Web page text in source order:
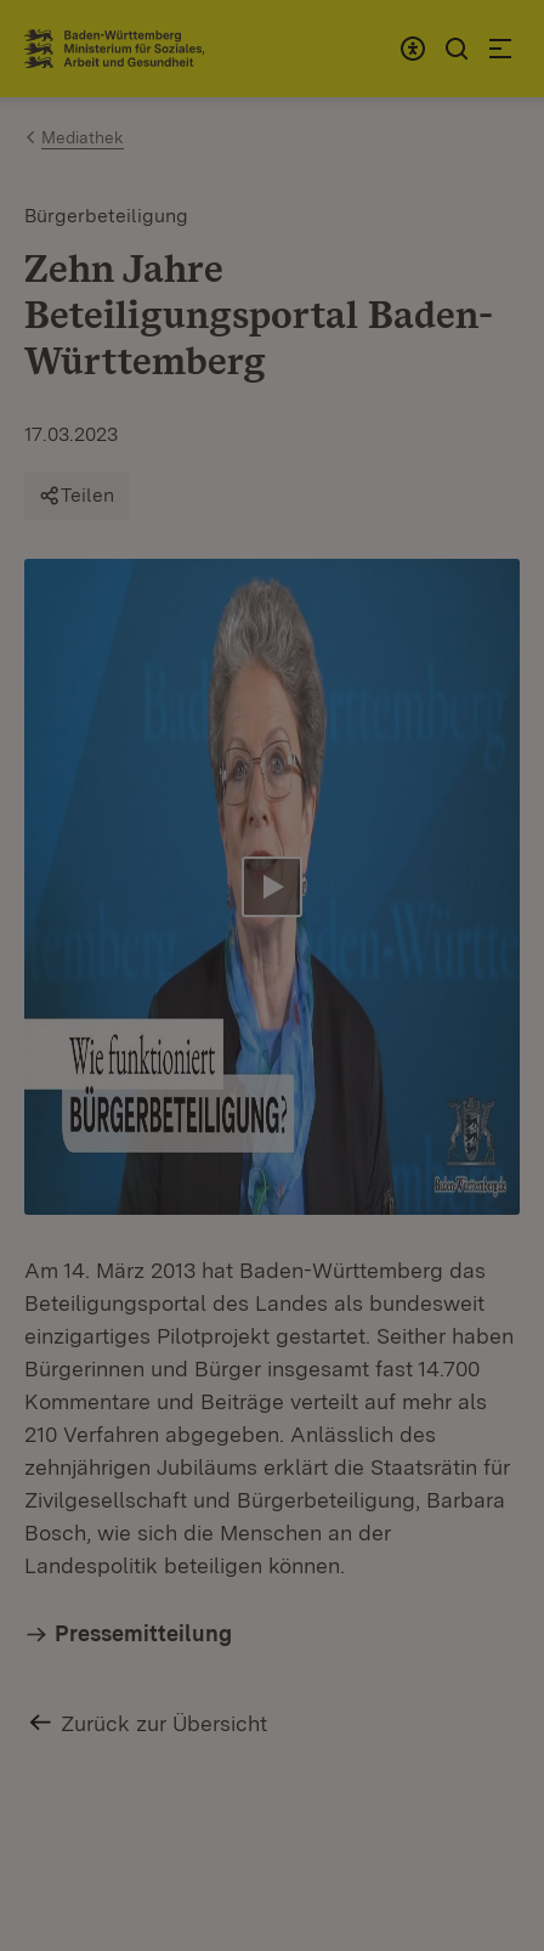
Zum Inhalt springen
Link zur Startseite
Mediathek
Bürgerbeteiligung
Zehn Jahre
Beteiligungsportal Baden-
Württemberg
17.03.2023
Teilen
Video abspielen
Am 14. März 2013 hat Baden-Württemberg das
Beteiligungsportal des Landes als bundesweit
einzigartiges Pilotprojekt gestartet. Seither haben
Bürgerinnen und Bürger insgesamt fast 14.700
Kommentare und Beiträge verteilt auf mehr als
210 Verfahren abgegeben. Anlässlich des
zehnjährigen Jubiläums erklärt die Staatsrätin für
Zivilgesellschaft und Bürgerbeteiligung, Barbara
Bosch, wie sich die Menschen an der
Landespolitik beteiligen können.
Pressemitteilung
Zurück zur Übersicht